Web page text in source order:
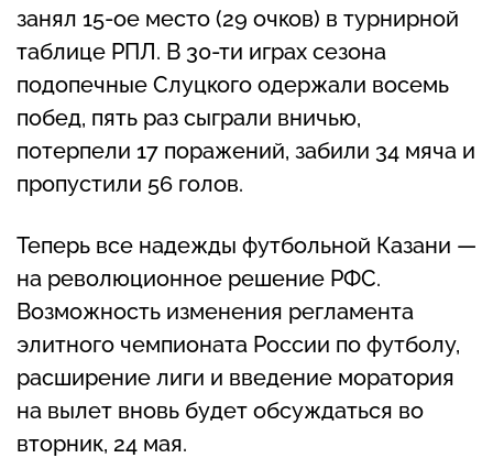
занял 15-ое место (29 очков) в турнирной
таблице РПЛ. В 30-ти играх сезона
подопечные Слуцкого одержали восемь
побед, пять раз сыграли вничью,
потерпели 17 поражений, забили 34 мяча и
пропустили 56 голов.
Теперь все надежды футбольной Казани —
на революционное решение РФС.
Возможность изменения регламента
элитного чемпионата России по футболу,
расширение лиги и введение моратория
на вылет вновь будет обсуждаться во
вторник, 24 мая.